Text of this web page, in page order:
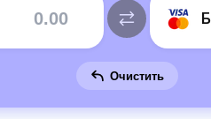
Очистить